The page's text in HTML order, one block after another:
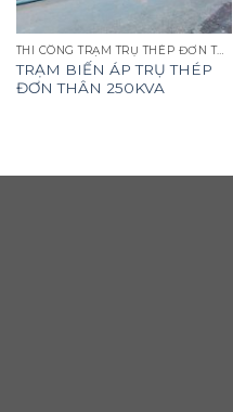
THI CÔNG TRẠM TRỤ THÉP ĐƠN THÂN
TRẠM BIẾN ÁP TRỤ THÉP
ĐƠN THÂN 250KVA